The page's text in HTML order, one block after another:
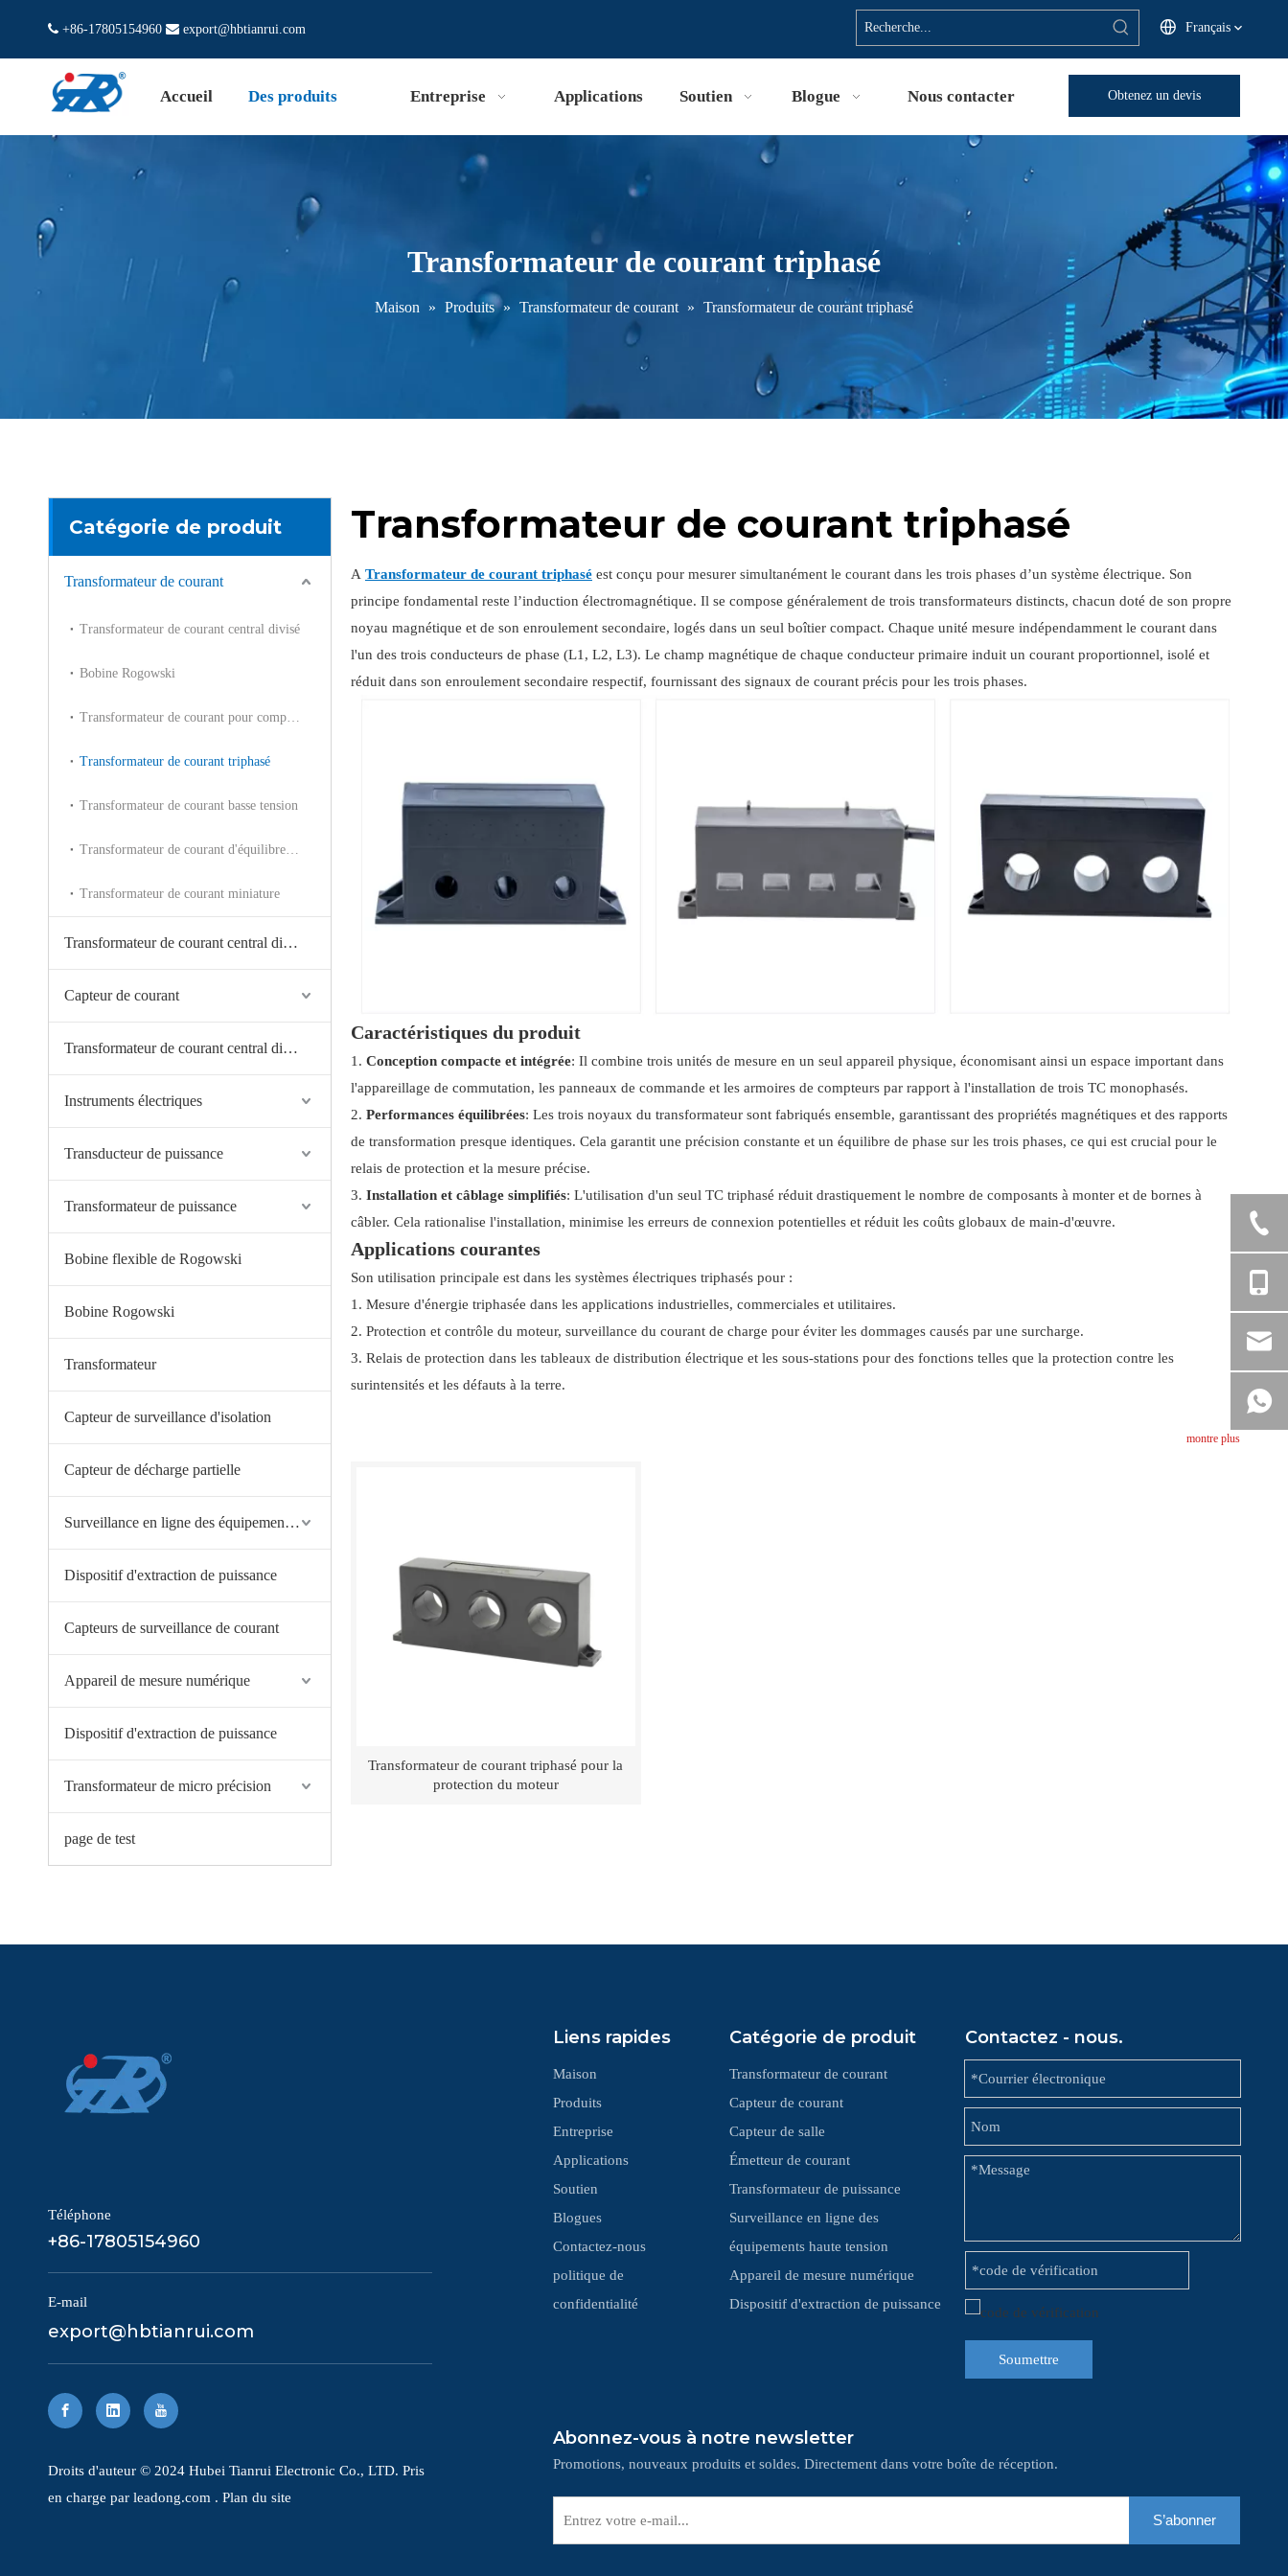
 +86-17805154960  export@hbtianrui.com Français
Accueil Des produits Entreprise Applications Soutien Blogue Nous contacter Obtenez un devis
Transformateur de courant triphasé
Maison » Produits » Transformateur de courant » Transformateur de courant triphasé
Catégorie de produit
Transformateur de courant
Transformateur de courant central divisé
Bobine Rogowski
Transformateur de courant pour compteur de puissance
Transformateur de courant triphasé
Transformateur de courant basse tension
Transformateur de courant d'équilibre de noyau
Transformateur de courant miniature
Transformateur de courant central divisé
Capteur de courant
Transformateur de courant central divisé
Instruments électriques
Transducteur de puissance
Transformateur de puissance
Bobine flexible de Rogowski
Bobine Rogowski
Transformateur
Capteur de surveillance d'isolation
Capteur de décharge partielle
Surveillance en ligne des équipements haute tension
‌Dispositif d'extraction de puissance
Capteurs de surveillance de courant
Appareil de mesure numérique
‌Dispositif d'extraction de puissance
Transformateur de micro précision
page de test
Transformateur de courant triphasé
A Transformateur de courant triphasé est conçu pour mesurer simultanément le courant dans les trois phases d’un système électrique. Son
principe fondamental reste l’induction électromagnétique. Il se compose généralement de trois transformateurs distincts, chacun doté de son propre
noyau magnétique et de son enroulement secondaire, logés dans un seul boîtier compact. Chaque unité mesure indépendamment le courant dans
l'un des trois conducteurs de phase (L1, L2, L3). Le champ magnétique de chaque conducteur primaire induit un courant proportionnel, isolé et
réduit dans son enroulement secondaire respectif, fournissant des signaux de courant précis pour les trois phases.
Caractéristiques du produit
1. Conception compacte et intégrée: Il combine trois unités de mesure en un seul appareil physique, économisant ainsi un espace important dans
l'appareillage de commutation, les panneaux de commande et les armoires de compteurs par rapport à l'installation de trois TC monophasés.
2. Performances équilibrées: Les trois noyaux du transformateur sont fabriqués ensemble, garantissant des propriétés magnétiques et des rapports
de transformation presque identiques. Cela garantit une précision constante et un équilibre de phase sur les trois phases, ce qui est crucial pour le
relais de protection et la mesure précise.
3. Installation et câblage simplifiés: L'utilisation d'un seul TC triphasé réduit drastiquement le nombre de composants à monter et de bornes à
câbler. Cela rationalise l'installation, minimise les erreurs de connexion potentielles et réduit les coûts globaux de main-d'œuvre.
Applications courantes
Son utilisation principale est dans les systèmes électriques triphasés pour :
1. Mesure d'énergie triphasée dans les applications industrielles, commerciales et utilitaires.
2. Protection et contrôle du moteur, surveillance du courant de charge pour éviter les dommages causés par une surcharge.
3. Relais de protection dans les tableaux de distribution électrique et les sous-stations pour des fonctions telles que la protection contre les
surintensités et les défauts à la terre.
montre plus
Transformateur de courant triphasé pour la
protection du moteur
Téléphone
+86-17805154960
E-mail
export@hbtianrui.com
​Droits d'auteur © 2024 Hubei Tianrui Electronic Co., LTD. Pris
en charge par leadong.com . Plan du site
Liens rapides
Maison
Produits
Entreprise
Applications
Soutien
Blogues
Contactez-nous
politique de
confidentialité
Catégorie de produit
Transformateur de courant
Capteur de courant
Capteur de salle
Émetteur de courant
Transformateur de puissance
Surveillance en ligne des
équipements haute tension
Appareil de mesure numérique
‌Dispositif d'extraction de puissance
Contactez - nous.
Soumettre
Abonnez-vous à notre newsletter
Promotions, nouveaux produits et soldes. Directement dans votre boîte de réception.
S’abonner